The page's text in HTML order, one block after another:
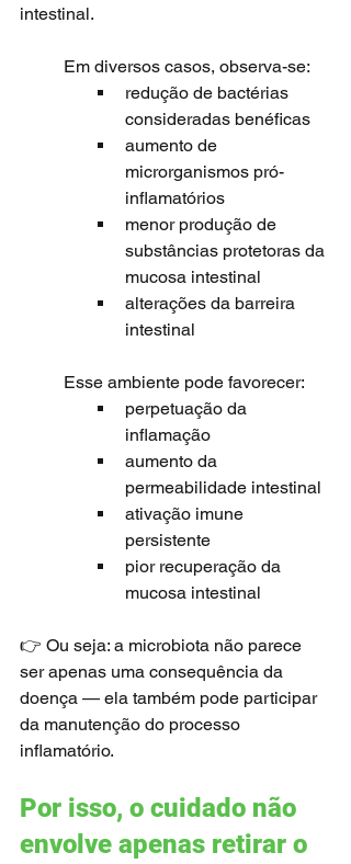
intestinal.
	Em diversos casos, observa-se:
redução de bactérias
consideradas benéficas
aumento de
microrganismos pró-
inflamatórios
menor produção de
substâncias protetoras da
mucosa intestinal
alterações da barreira
intestinal
	Esse ambiente pode favorecer:
perpetuação da
inflamação
aumento da
permeabilidade intestinal
ativação imune
persistente
pior recuperação da
mucosa intestinal
👉 Ou seja: a microbiota não parece
ser apenas uma consequência da
doença — ela também pode participar
da manutenção do processo
inflamatório.
Por isso, o cuidado não
envolve apenas retirar o